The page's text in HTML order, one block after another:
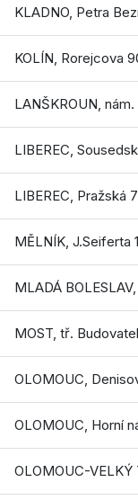
LANŠKROUN,
MĚLNÍK, J.Seiferta
MLADÁ
MOST, tř.
OLOMOUC,